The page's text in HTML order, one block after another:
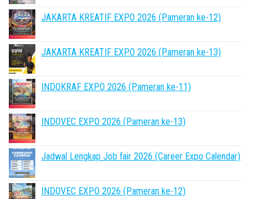
JAKARTA KREATIF EXPO 2026 (Pameran ke-12)
JAKARTA KREATIF EXPO 2026 (Pameran ke-13)
INDOKRAF EXPO 2026 (Pameran ke-11)
INDOVEC EXPO 2026 (Pameran ke-13)
Jadwal Lengkap Job fair 2026 (Career Expo Calendar)
INDOVEC EXPO 2026 (Pameran ke-12)